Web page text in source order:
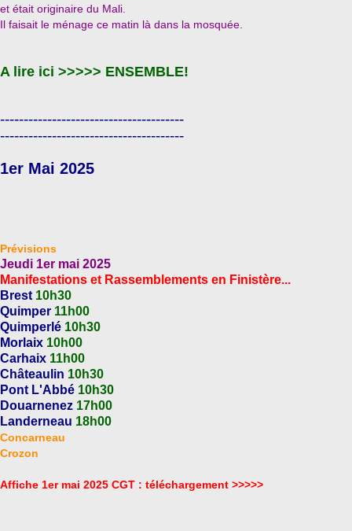
et était originaire du Mali.
Il faisait le ménage ce matin là dans la mosquée.
A lire ici >>>>> ENSEMBLE!
---------------------------------------
---------------------------------------
1er Mai 2025
Prévisions
Jeudi 1er mai 2025
Manifestations et Rassemblements en Finistère...
Brest 10h30
Quimper 11h00
Quimperlé 10h30
Morlaix 10h00
Carhaix 11h00
Châteaulin 10h30
Pont L'Abbé 10h30
Douarnenez 17h00
Landerneau 18h00
Concarneau
Crozon
Affiche 1er mai 2025 CGT : téléchargement >>>>>